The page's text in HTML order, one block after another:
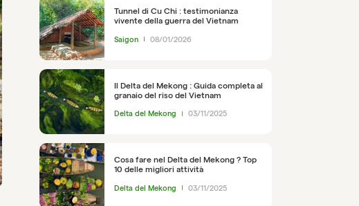
Tunnel di Cu Chi : testimonianza
vivente della guerra del Vietnam
Saigon 08/01/2026
Il Delta del Mekong : Guida completa al
granaio del riso del Vietnam
Delta del Mekong 03/11/2025
Cosa fare nel Delta del Mekong ? Top
10 delle migliori attività
Delta del Mekong 03/11/2025